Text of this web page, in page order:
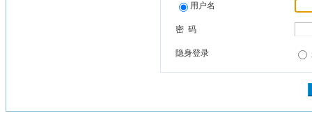
用户名
密 码
隐身登录